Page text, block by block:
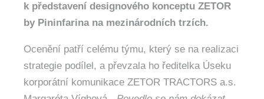
k představení designového konceptu ZETOR
by Pininfarina na mezinárodních trzích.
Ocenění patří celému týmu, který se na realizaci
strategie podílel, a převzala ho ředitelka Úseku
korporátní komunikace ZETOR TRACTORS a.s.